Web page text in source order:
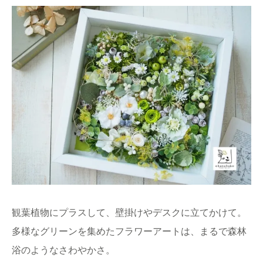
観葉植物にプラスして、壁掛けやデスクに立てかけて。
多様なグリーンを集めたフラワーアートは、まるで森林
浴のようなさわやかさ。